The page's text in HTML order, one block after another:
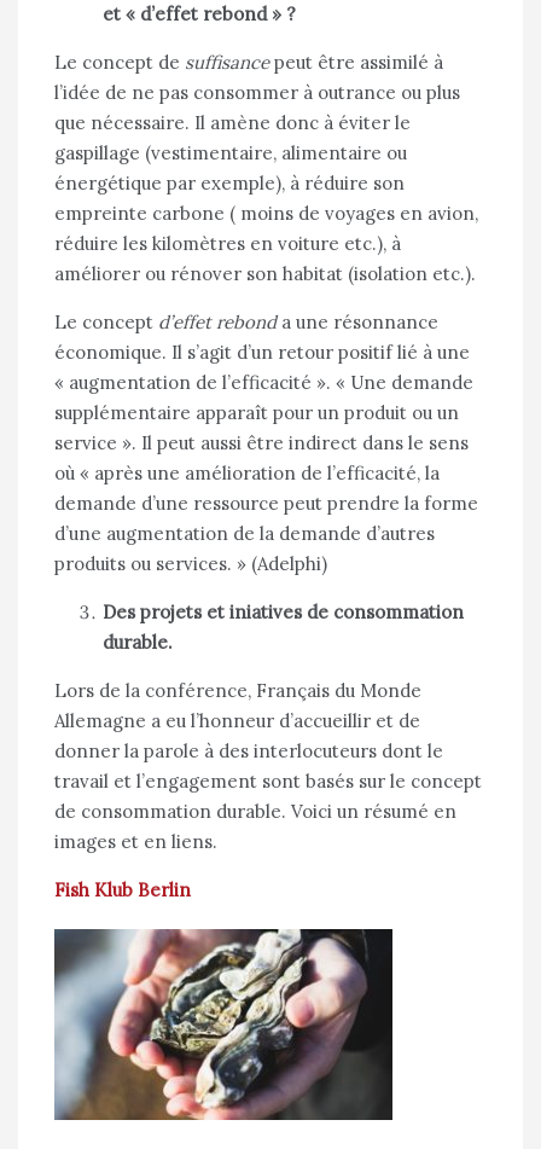
et « d’effet rebond » ?
Le concept de suffisancepeut être assimilé à
l’idée de ne pas consommer à outrance ou plus
que nécessaire. Il amène donc à éviter le
gaspillage (vestimentaire, alimentaire ou
énergétique par exemple), à réduire son
empreinte carbone ( moins de voyages en avion,
réduire les kilomètres en voiture etc.), à
améliorer ou rénover son habitat (isolation etc.).
Le concept d’effet rebonda une résonnance
économique. Il s’agit d’un retour positif lié à une
« augmentation de l’efficacité ». « Une demande
supplémentaire apparaît pour un produit ou un
service ». Il peut aussi être indirect dans le sens
où « après une amélioration de l’efficacité, la
demande d’une ressource peut prendre la forme
d’une augmentation de la demande d’autres
produits ou services. » (Adelphi)
Des projets et iniatives de consommation
durable.
Lors de la conférence, Français du Monde
Allemagne a eu l’honneur d’accueillir et de
donner la parole à des interlocuteurs dont le
travail et l’engagement sont basés sur le concept
de consommation durable. Voici un résumé en
images et en liens.
Fish Klub Berlin